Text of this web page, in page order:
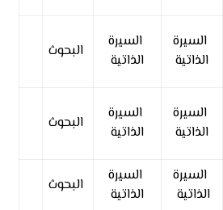
السيرة
الذاتية
السيرة
الذاتية
البحوث
السيرة
الذاتية
السيرة
الذاتية
البحوث
السيرة
الذاتية
السيرة
الذاتية
البحوث